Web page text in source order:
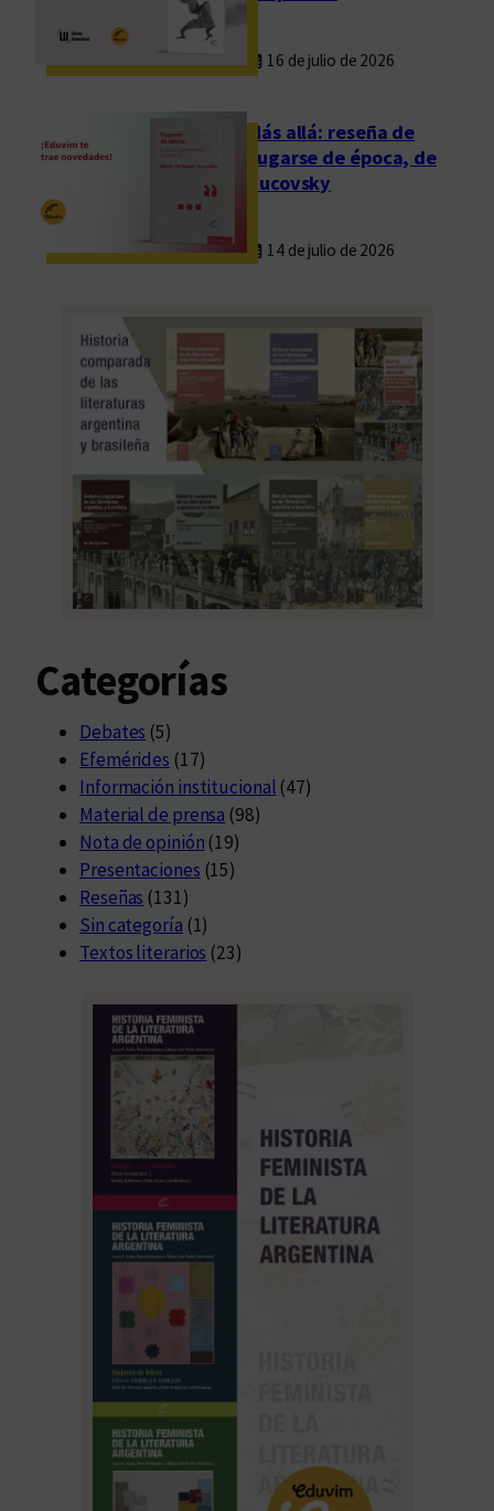
16 de julio de 2026
Más allá: reseña de
Fugarse de época, de
Rucovsky
14 de julio de 2026
Categorías
Debates (5)
Efemérides (17)
Información institucional (47)
Material de prensa (98)
Nota de opinión (19)
Presentaciones (15)
Reseñas (131)
Sin categoría (1)
Textos literarios (23)